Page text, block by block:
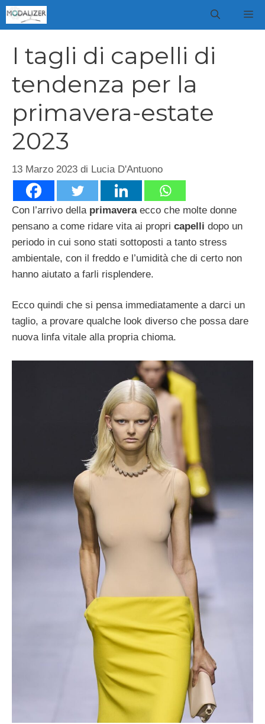
Vai
al
I tagli di capelli di
tendenza per la
primavera-estate
2023
13 Marzo 2023 di Lucia D'Antuono
Con l’arrivo della primaveraecco che molte donne
pensano a come ridare vita ai propri capelli dopo un
periodo in cui sono stati sottoposti a tanto stress
ambientale, con il freddo e l’umidità che di certo non
hanno aiutato a farli risplendere.
Ecco quindi che si pensa immediatamente a darci un
taglio, a provare qualche look diverso che possa dare
nuova linfa vitale alla propria chioma.